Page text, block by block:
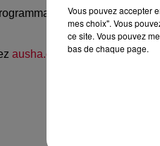
dance, EDM,
ausha.co/politique-de-
Vous pouvez accepter
mes choix". Vous
ce site. Vous pouvez
bas de chaque page.